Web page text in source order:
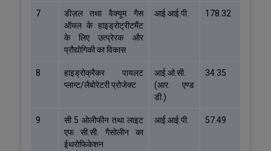
7
डीज़ल तथा वैक्यूम गैस
ऑयल के हाइड्रोट्रीटमैंट
के लिए उत्प्रेरक और
प्रौद्योगिकी का विकास
आई.आई.पी. 178.32
8
हाइड्रोक्रैकर पायलट
प्लान्ट/लैबोरेटरी प्रोजेक्ट
आई.ओ.सी.
(आर. एण्ड
डी.)
34.35
9
सी 5 ओलीफीन तथा लाइट
एफ सी.सी. गैसोलीन का
ईथरोफिकेशन
आई.आई.पी. 57.49